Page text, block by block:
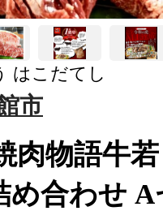
はこだてし
市
肉物語牛
め合わせ A